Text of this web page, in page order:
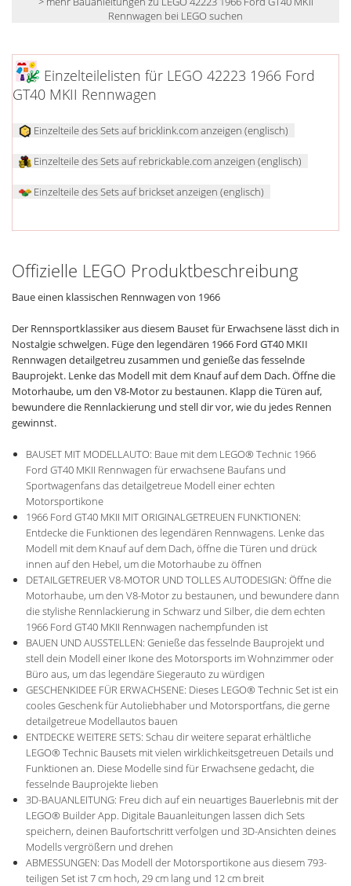
Rennwagen bei LEGO suchen
Einzelteilelisten für LEGO 42223 1966 Ford
GT40 MKII Rennwagen
Einzelteile des Sets auf bricklink.com anzeigen (englisch)
Einzelteile des Sets auf rebrickable.com anzeigen (englisch)
Einzelteile des Sets auf brickset anzeigen (englisch)
Offizielle LEGO Produktbeschreibung
Baue einen klassischen Rennwagen von 1966
Der Rennsportklassiker aus diesem Bauset für Erwachsene lässt dich in
Nostalgie schwelgen. Füge den legendären 1966 Ford GT40 MKII
Rennwagen detailgetreu zusammen und genieße das fesselnde
Bauprojekt. Lenke das Modell mit dem Knauf auf dem Dach. Öffne die
Motorhaube, um den V8-Motor zu bestaunen. Klapp die Türen auf,
bewundere die Rennlackierung und stell dir vor, wie du jedes Rennen
gewinnst.
BAUSET MIT MODELLAUTO: Baue mit dem LEGO® Technic 1966
Ford GT40 MKII Rennwagen für erwachsene Baufans und
Sportwagenfans das detailgetreue Modell einer echten
Motorsportikone
1966 Ford GT40 MKII MIT ORIGINALGETREUEN FUNKTIONEN:
Entdecke die Funktionen des legendären Rennwagens. Lenke das
Modell mit dem Knauf auf dem Dach, öffne die Türen und drück
innen auf den Hebel, um die Motorhaube zu öffnen
DETAILGETREUER V8-MOTOR UND TOLLES AUTODESIGN: Öffne die
Motorhaube, um den V8-Motor zu bestaunen, und bewundere dann
die stylishe Rennlackierung in Schwarz und Silber, die dem echten
1966 Ford GT40 MKII Rennwagen nachempfunden ist
BAUEN UND AUSSTELLEN: Genieße das fesselnde Bauprojekt und
stell dein Modell einer Ikone des Motorsports im Wohnzimmer oder
Büro aus, um das legendäre Siegerauto zu würdigen
GESCHENKIDEE FÜR ERWACHSENE: Dieses LEGO® Technic Set ist ein
cooles Geschenk für Autoliebhaber und Motorsportfans, die gerne
detailgetreue Modellautos bauen
ENTDECKE WEITERE SETS: Schau dir weitere separat erhältliche
LEGO® Technic Bausets mit vielen wirklichkeitsgetreuen Details und
Funktionen an. Diese Modelle sind für Erwachsene gedacht, die
fesselnde Bauprojekte lieben
3D-BAUANLEITUNG: Freu dich auf ein neuartiges Bauerlebnis mit der
LEGO® Builder App. Digitale Bauanleitungen lassen dich Sets
speichern, deinen Baufortschritt verfolgen und 3D-Ansichten deines
Modells vergrößern und drehen
ABMESSUNGEN: Das Modell der Motorsportikone aus diesem 793-
teiligen Set ist 7 cm hoch, 29 cm lang und 12 cm breit